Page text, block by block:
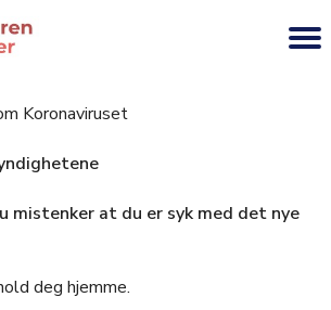
Koronaviruset
mistenker at du er syk med det nye
deg hjemme.